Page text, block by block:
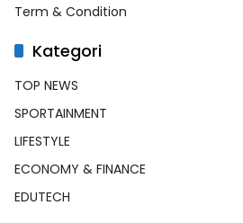
Term & Condition
Kategori
TOP NEWS
SPORTAINMENT
LIFESTYLE
ECONOMY & FINANCE
EDUTECH